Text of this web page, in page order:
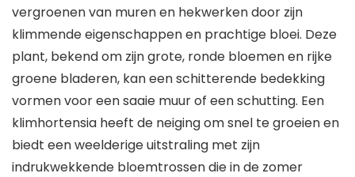
vergroenen van muren en hekwerken door zijn
klimmende eigenschappen en prachtige bloei. Deze
plant, bekend om zijn grote, ronde bloemen en rijke
groene bladeren, kan een schitterende bedekking
vormen voor een saaie muur of een schutting. Een
klimhortensia heeft de neiging om snel te groeien en
biedt een weelderige uitstraling met zijn
indrukwekkende bloemtrossen die in de zomer